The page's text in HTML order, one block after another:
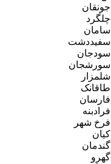
جونقان
چلگرد
سامان
سفیددشت
سودجان
سورشجان
شلمزار
طاقانک
فارسان
فرادبنه
فرخ شهر
کیان
گندمان
گهرو